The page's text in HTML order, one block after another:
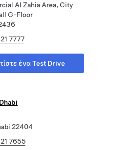
Al Zahia Area, City
G-Floor
7777
ένα Test Drive
22404
7655